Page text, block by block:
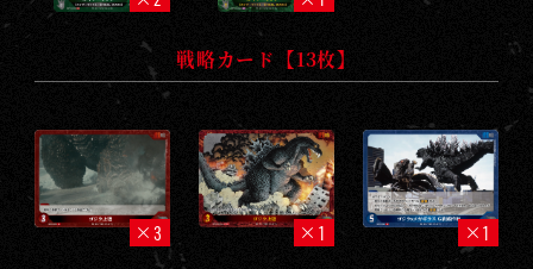
戦略カード【13枚】
3 1 1